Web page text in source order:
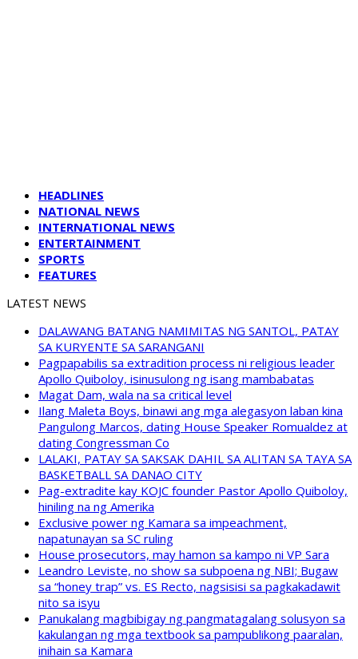
HEADLINES
NATIONAL NEWS
INTERNATIONAL NEWS
ENTERTAINMENT
SPORTS
FEATURES
LATEST NEWS
DALAWANG BATANG NAMIMITAS NG SANTOL, PATAY
SA KURYENTE SA SARANGANI
Pagpapabilis sa extradition process ni religious leader
Apollo Quiboloy, isinusulong ng isang mambabatas
Magat Dam, wala na sa critical level
Ilang Maleta Boys, binawi ang mga alegasyon laban kina
Pangulong Marcos, dating House Speaker Romualdez at
dating Congressman Co
LALAKI, PATAY SA SAKSAK DAHIL SA ALITAN SA TAYA SA
BASKETBALL SA DANAO CITY
Pag-extradite kay KOJC founder Pastor Apollo Quiboloy,
hiniling na ng Amerika
Exclusive power ng Kamara sa impeachment,
napatunayan sa SC ruling
House prosecutors, may hamon sa kampo ni VP Sara
Leandro Leviste, no show sa subpoena ng NBI; Bugaw
sa “honey trap” vs. ES Recto, nagsisisi sa pagkakadawit
nito sa isyu
Panukalang magbibigay ng pangmatagalang solusyon sa
kakulangan ng mga textbook sa pampublikong paaralan,
inihain sa Kamara